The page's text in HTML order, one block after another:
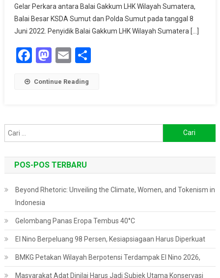
Kepemilikan
Satwa
Dilindungi
Gelar Perkara antara Balai Gakkum LHK Wilayah Sumatera,
Balai Besar KSDA Sumut dan Polda Sumut pada tanggal 8
Juni 2022. Penyidik Balai Gakkum LHK Wilayah Sumatera […]
Facebook
Mastodon
EmailShare
Continue Reading
untuk:
POS-POS TERBARU
Beyond Rhetoric: Unveiling the Climate, Women, and Tokenism in
Indonesia
Gelombang Panas Eropa Tembus 40°C
El Nino Berpeluang 98 Persen, Kesiapsiagaan Harus Diperkuat
BMKG Petakan Wilayah Berpotensi Terdampak El Nino 2026,
Masyarakat Adat Dinilai Harus Jadi Subjek Utama Konservasi